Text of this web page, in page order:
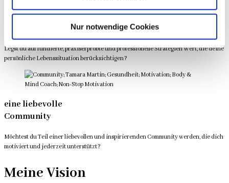
Nur notwendige Cookies
viele erprobte
Legst du auf fundierte, praxiserprobte und professionelle Strategien Wert, die deine
persönliche Lebenssituation berücksichtigen?
eine liebevolle
Community
Möchtest du Teil einer liebevollen und inspirierenden Community werden, die dich
motiviert und jederzeit unterstützt?
Meine Vision